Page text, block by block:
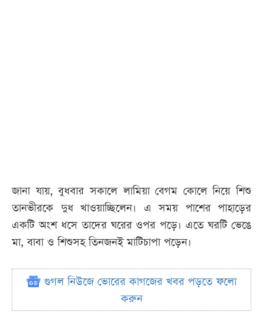
জানা যায়, বুধবার সকালে লামিয়া বেগম কোলে নিয়ে শিশু
তানভীরকে দুধ খাওয়াচ্ছিলেন। এ সময় পাশের পাহাড়ের
একটি অংশ ধসে তাদের ঘরের ওপর পড়ে। এতে ঘরটি ভেঙে
মা, বাবা ও শিশুসহ তিনজনই মাটিচাপা পড়েন।
গুগল নিউজে ভোরের কাগজের খবর পড়তে ফলো
করুন